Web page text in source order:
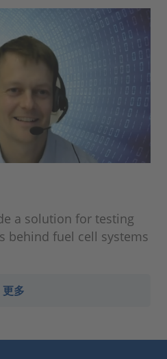
a solution for testing
behind fuel cell systems
更多